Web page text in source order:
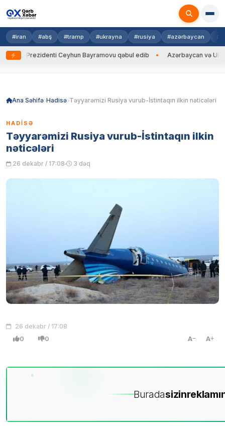
#iran #abş #tramp #ukrayna #rusiya #azərbaycan
Prezidenti Ceyhun Bayramovu qəbul edib Azərbaycan və Ukrayna
Ana Səhifə Hadisə Təyyarəmizi Rusiya vurub-İstintaqın ilkin nəticələri
HADISƏ
Təyyarəmizi Rusiya vurub-İstintaqın ilkin
nəticələri
26 dekabr / 17:08 3 dəq
26 dekabr / 17:08
0 0 A A
Buradasizin